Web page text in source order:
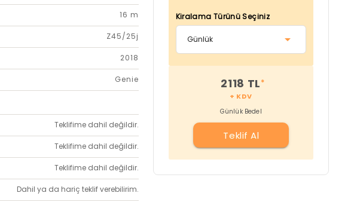
16 m
Z45/25j
2018
Genie
Teklifime dahil değildir.
Teklifime dahil değildir.
Teklifime dahil değildir.
Dahil ya da hariç teklif verebilirim.
Kiralama Türünü Seçiniz
2118 TL*
+ KDV
Günlük Bedel
Teklif Al